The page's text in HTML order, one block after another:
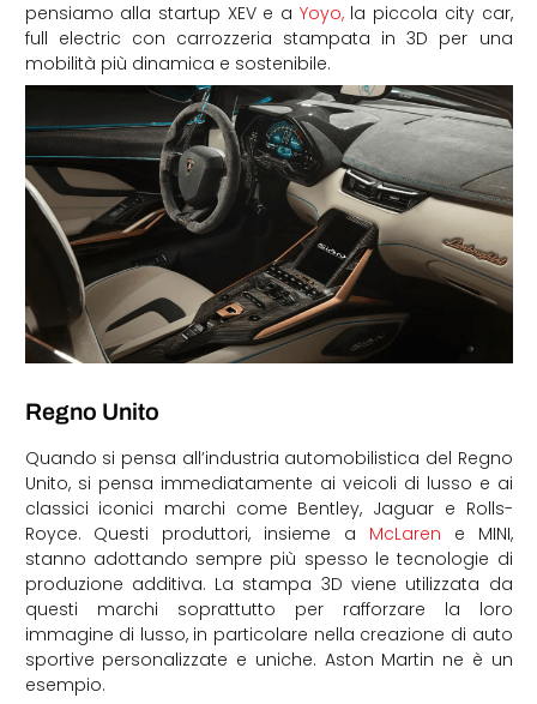
pensiamo alla startup XEV e a Yoyo,la piccola city car,
full electric con carrozzeria stampata in 3D per una
mobilità più dinamica e sostenibile.
Regno Unito
Quando si pensa all’industria automobilistica del Regno
Unito, si pensa immediatamente ai veicoli di lusso e ai
classici iconici marchi come Bentley, Jaguar e Rolls-
Royce. Questi produttori, insieme a McLaren e MINI,
stanno adottando sempre più spesso le tecnologie di
produzione additiva. La stampa 3D viene utilizzata da
questi marchi soprattutto per rafforzare la loro
immagine di lusso, in particolare nella creazione di auto
sportive personalizzate e uniche. Aston Martin ne è un
esempio.